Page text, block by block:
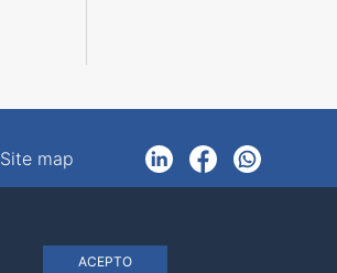
Site map
LinkedInFacebookWhatsApp
ACEPTO